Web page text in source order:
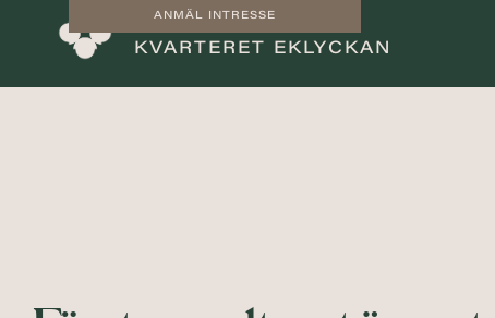
ANMÄL INTRESSE
KVARTERET EKLYCKAN